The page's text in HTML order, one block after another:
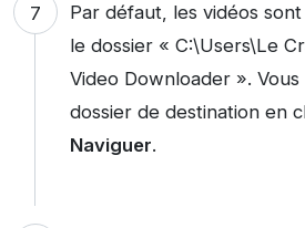
Par défaut, les vidéos
le dossier « C:\Users\Le
Video Downloader ».
dossier de destination en
Naviguer.